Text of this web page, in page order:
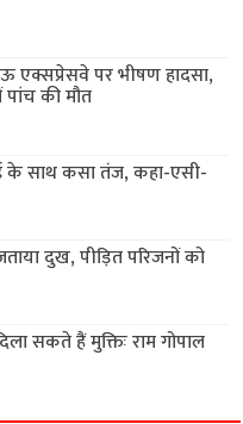
एक्सप्रेसवे पर भीषण हादसा,
की मौत
के साथ कसा तंज, कहा-एसी-
दुख, पीड़ित परिजनों को
सकते हैं मुक्तिः राम गोपाल